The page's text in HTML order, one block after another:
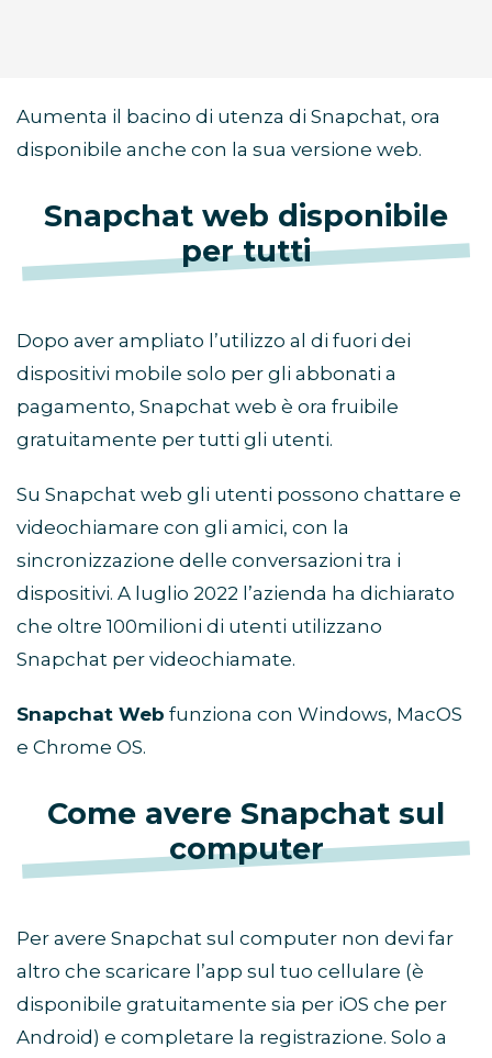
Aumenta il bacino di utenza di Snapchat, ora
disponibile anche con la sua versione web.
Snapchat web disponibile
per tutti
Dopo aver ampliato l’utilizzo al di fuori dei
dispositivi mobile solo per gli abbonati a
pagamento, Snapchat web è ora fruibile
gratuitamente per tutti gli utenti.
Su Snapchat web gli utenti possono chattare e
videochiamare con gli amici, con la
sincronizzazione delle conversazioni tra i
dispositivi. A luglio 2022 l’azienda ha dichiarato
che oltre 100milioni di utenti utilizzano
Snapchat per videochiamate.
Snapchat Web funziona con Windows, MacOS
e Chrome OS.
Come avere Snapchat sul
computer
Per avere Snapchat sul computer non devi far
altro che scaricare l’app sul tuo cellulare (è
disponibile gratuitamente sia per iOS che per
Android) e completare la registrazione. Solo a